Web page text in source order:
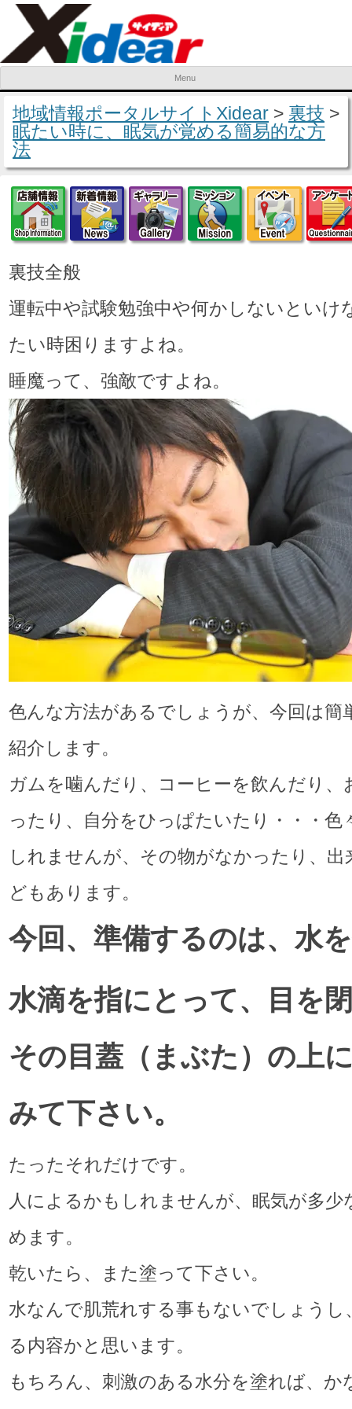
Menu
Skip to content
地域情報ポータルサイトXidear > 裏技 >
眠たい時に、眠気が覚める簡易的な方
法
店舗情報新着情報ギャラリーミッション
イベ
裏技全般
運転中や試験勉強中や何かしないといけ
たい時困りますよね。
睡魔って、強敵ですよね。
色んな方法があるでしょうが、今回は簡
紹介します。
ガムを噛んだり、コーヒーを飲んだり、
ったり、自分をひっぱたいたり・・・色
しれませんが、その物がなかったり、出
どもあります。
今回、準備するのは、水
水滴を指にとって、目を
その目蓋（まぶた）の上
みて下さい。
たったそれだけです。
人によるかもしれませんが、眠気が多少
めます。
乾いたら、また塗って下さい。
水なんで肌荒れする事もないでしょうし
る内容かと思います。
もちろん、刺激のある水分を塗れば、か